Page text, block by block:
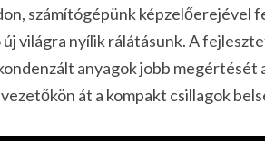
számítógépünk képzelőerejével
világra nyílik rálátásunk. A
anyagok jobb megértését
át a kompakt csillagok